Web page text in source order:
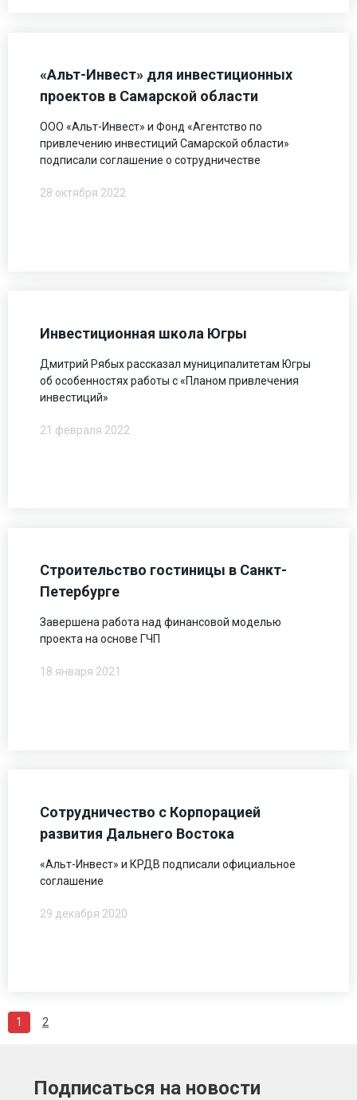
«Альт-Инвест» для инвестиционных
проектов в Самарской области
ООО «Альт-Инвест» и Фонд «Агентство по
привлечению инвестиций Самарской области»
подписали соглашение о сотрудничестве
28 октября 2022
Инвестиционная школа Югры
Дмитрий Рябых рассказал муниципалитетам Югры
об особенностях работы с «Планом привлечения
инвестиций»
21 февраля 2022
Строительство гостиницы в Санкт-
Петербурге
Завершена работа над финансовой моделью
проекта на основе ГЧП
18 января 2021
Сотрудничество с Корпорацией
развития Дальнего Востока
«Альт-Инвест» и КРДВ подписали официальное
соглашение
29 декабря 2020
1 2
Подписаться на новости